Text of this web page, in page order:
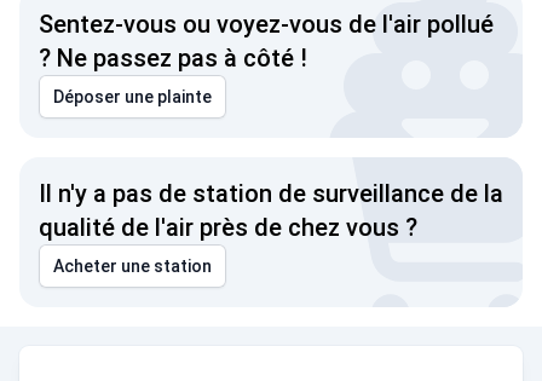
Sentez-vous ou voyez-vous de l'air pollué
? Ne passez pas à côté !
Déposer une plainte
Il n'y a pas de station de surveillance de la
qualité de l'air près de chez vous ?
Acheter une station